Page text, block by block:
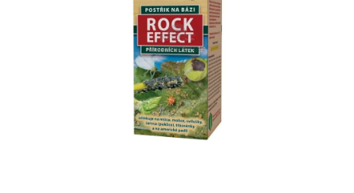
Kaufberatung AGB
Datenschutzerklärung Impressum